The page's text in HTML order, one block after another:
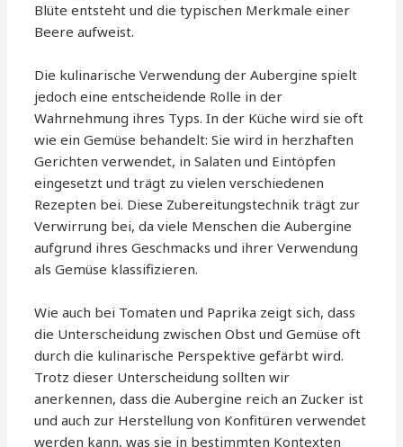
Blüte entsteht und die typischen Merkmale einer
Beere aufweist.
Die kulinarische Verwendung der Aubergine spielt
jedoch eine entscheidende Rolle in der
Wahrnehmung ihres Typs. In der Küche wird sie oft
wie ein Gemüse behandelt: Sie wird in herzhaften
Gerichten verwendet, in Salaten und Eintöpfen
eingesetzt und trägt zu vielen verschiedenen
Rezepten bei. Diese Zubereitungstechnik trägt zur
Verwirrung bei, da viele Menschen die Aubergine
aufgrund ihres Geschmacks und ihrer Verwendung
als Gemüse klassifizieren.
Wie auch bei Tomaten und Paprika zeigt sich, dass
die Unterscheidung zwischen Obst und Gemüse oft
durch die kulinarische Perspektive gefärbt wird.
Trotz dieser Unterscheidung sollten wir
anerkennen, dass die Aubergine reich an Zucker ist
und auch zur Herstellung von Konfitüren verwendet
werden kann, was sie in bestimmten Kontexten